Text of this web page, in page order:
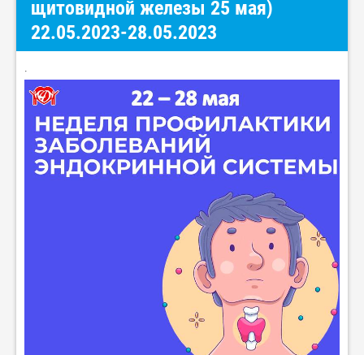
щитовидной железы 25 мая)
22.05.2023-28.05.2023
·